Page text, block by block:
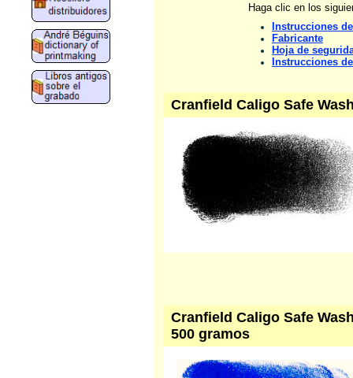
Haga clic en los
Instrucciones
Fabricante
Hoja de
Instrucciones
Cranfield Caligo Safe
Cranfield Caligo Safe
500 gramos